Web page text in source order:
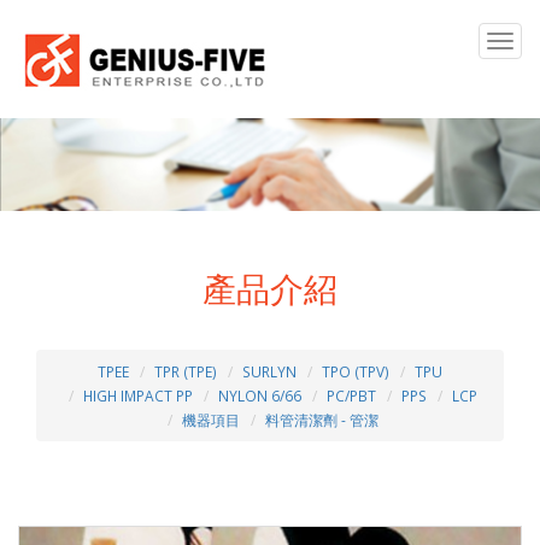
產品介紹
TPEE TPR (TPE) SURLYN TPO (TPV)
TPU
HIGH IMPACT PP
NYLON 6/66 PC/PBT PPS
LCP
機器項目
料管清潔劑 - 管潔